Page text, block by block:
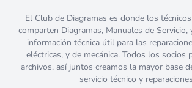
El Club de Diagramas es donde los
comparten Diagramas, Manuales de
información técnica útil para las
eléctricas, y de mecánica. Todos los socios
archivos, así juntos creamos la mayor base
servicio técnico y